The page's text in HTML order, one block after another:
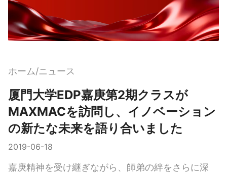
ホーム/ニュース
厦門大学EDP嘉庚第2期クラスが
MAXMACを訪問し、イノベーション
の新たな未来を語り合いました
2019-06-18
嘉庚精神を受け継ぎながら、師弟の絆をさらに深